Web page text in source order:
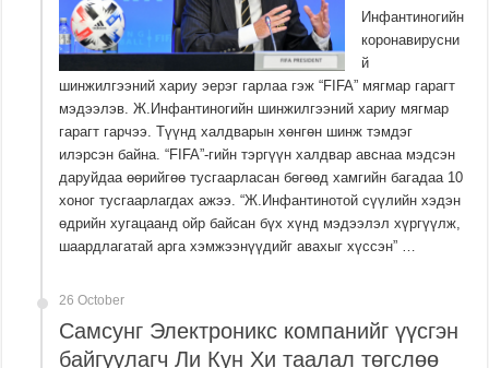
Инфантиногийн
коронавирусни
й
шинжилгээний хариу эерэг гарлаа гэж “FIFA” мягмар гарагт
мэдээлэв. Ж.Инфантиногийн шинжилгээний хариу мягмар
гарагт гарчээ. Түүнд халдварын хөнгөн шинж тэмдэг
илэрсэн байна. “FIFA”-гийн тэргүүн халдвар авснаа мэдсэн
даруйдаа өөрийгөө тусгаарласан бөгөөд хамгийн багадаа 10
хоног тусгаарлагдах ажээ. “Ж.Инфантинотой сүүлийн хэдэн
өдрийн хугацаанд ойр байсан бүх хүнд мэдээлэл хүргүүлж,
шаардлагатай арга хэмжээнүүдийг авахыг хүссэн” …
26 October
Самсунг Электроникс компанийг үүсгэн
байгуулагч Ли Кун Хи таалал төгслөө